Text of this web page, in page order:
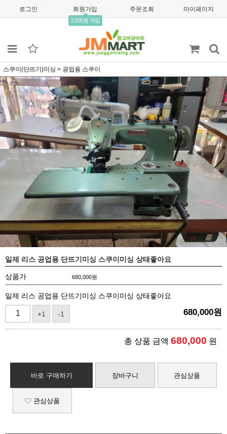
로그인 회원가입
2,000원 적립
주문조회 마이페이지
스쿠이(단뜨기)미싱 > 공업용 스쿠이
일제 리스 공업용 단뜨기미싱 스쿠이미싱 상태좋아요
상품가 680,000원
일제 리스 공업용 단뜨기미싱 스쿠이미싱 상태좋아요
+1 -1 680,000원
총 상품 금액 680,000 원
바로 구매하기 장바구니 관심상품
관심상품